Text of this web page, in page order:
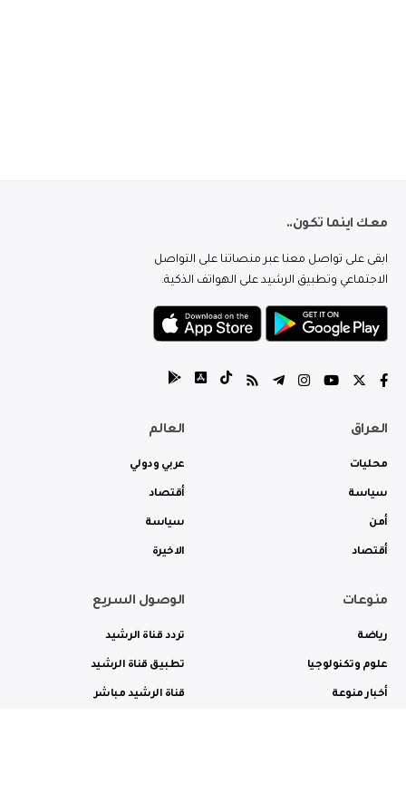
معك اينما تكون..
ابقى على تواصل معنا عبر منصاتنا على التواصل
الاجتماعي وتطبيق الرشيد على الهواتف الذكية.
العراق
محليات
سياسة
أمن
أقتصاد
العالم
عربي ودولي
أقتصاد
سياسة
الاخيرة
منوعات
رياضة
علوم وتكنولوجيا
أخبار منوعة
الوصول السريع
تردد قناة الرشيد
تطبيق قناة الرشيد
قناة الرشيد مباشر